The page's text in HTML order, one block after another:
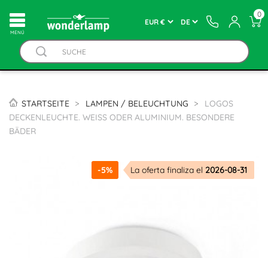
MENÚ
0
STARTSEITE LAMPEN / BELEUCHTUNG
LOGOS
DECKENLEUCHTE. WEISS ODER ALUMINIUM. BESONDERE B
ÄDER
-5% La oferta finaliza el 2026-08-31